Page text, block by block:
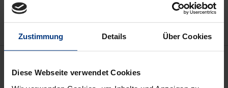
Zustimmung Details Über Cookies
Diese Webseite verwendet Cookies
Hinweise zu Versandkosten